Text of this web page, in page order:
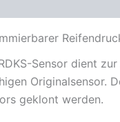
Sensor dient
Originalsensor.
geklont werden.